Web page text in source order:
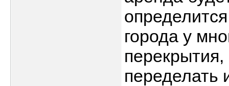
города у
переделать